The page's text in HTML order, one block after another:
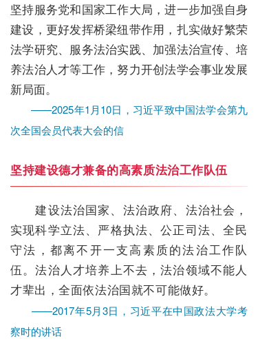
坚持服务党和国家工作大局，进一步加强自身
建设，更好发挥桥梁纽带作用，扎实做好繁荣
法学研究、服务法治实践、加强法治宣传、培
养法治人才等工作，努力开创法学会事业发展
新局面。
——2025年1月10日，习近平致中国法学会第九
次全国会员代表大会的信
坚持建设德才兼备的高素质法治工作队伍
建设法治国家、法治政府、法治社会，
实现科学立法、严格执法、公正司法、全民
守法，都离不开一支高素质的法治工作队
伍。法治人才培养上不去，法治领域不能人
才辈出，全面依法治国就不可能做好。
——2017年5月3日，习近平在中国政法大学考
察时的讲话